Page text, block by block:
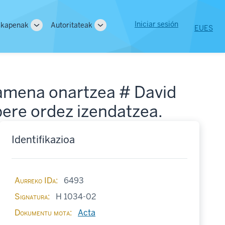
ToggleAutoritateak
Toggle
User
menu
Iniciar sesión EUES
onartzea # David
ordez izendatzea.
Identifikazioa
Aurreko IDa
6493
Signatura
H 1034-02
Dokumentu mota
Acta